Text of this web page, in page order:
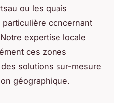
ou les quais
concernant
expertise locale
ces zones
solutions sur-mesure
géographique.